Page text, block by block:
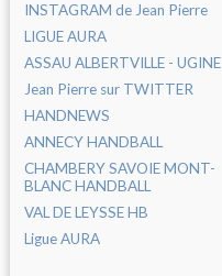
INSTAGRAM de Jean Pierre
LIGUE AURA
ASSAU ALBERTVILLE - UGINE
Jean Pierre sur TWITTER
HANDNEWS
ANNECY HANDBALL
CHAMBERY SAVOIE MONT-
BLANC HANDBALL
VAL DE LEYSSE HB
Ligue AURA